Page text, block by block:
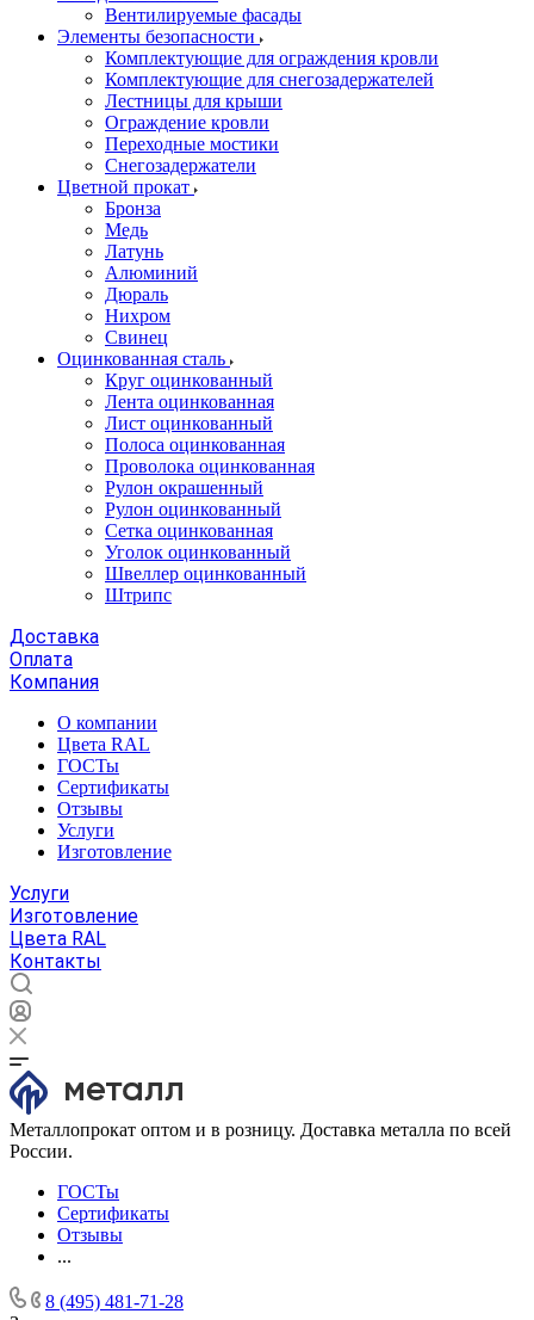
Вентилируемые фасады
Элементы безопасности
Комплектующие для ограждения кровли
Комплектующие для снегозадержателей
Лестницы для крыши
Ограждение кровли
Переходные мостики
Снегозадержатели
Цветной прокат
Бронза
Медь
Латунь
Алюминий
Дюраль
Нихром
Свинец
Оцинкованная сталь
Круг оцинкованный
Лента оцинкованная
Лист оцинкованный
Полоса оцинкованная
Проволока оцинкованная
Рулон окрашенный
Рулон оцинкованный
Сетка оцинкованная
Уголок оцинкованный
Швеллер оцинкованный
Штрипс
Доставка
Оплата
Компания
О компании
Цвета RAL
ГОСТы
Сертификаты
Отзывы
Услуги
Изготовление
Услуги
Изготовление
Цвета RAL
Контакты
Металлопрокат оптом и в розницу. Доставка металла по всей
России.
ГОСТы
Сертификаты
Отзывы
...
8 (495) 481-71-28